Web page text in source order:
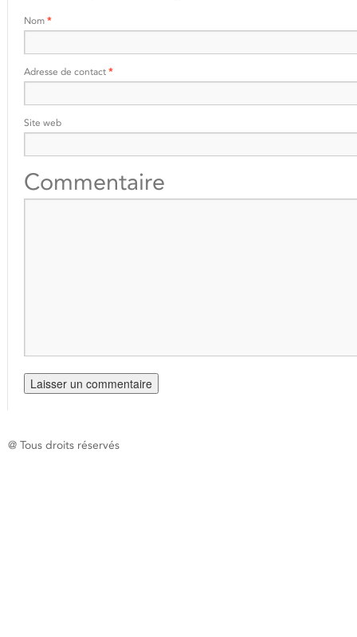
Nom *
Adresse de contact *
Site web
Commentaire
@ Tous droits réservés